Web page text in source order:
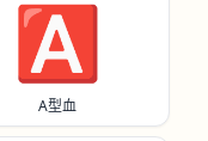
🅰️
A型血